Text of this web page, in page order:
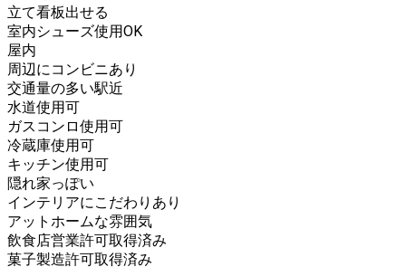
立て看板出せる
室内シューズ使用OK
屋内
周辺にコンビニあり
交通量の多い駅近
水道使用可
ガスコンロ使用可
冷蔵庫使用可
キッチン使用可
隠れ家っぽい
インテリアにこだわりあり
アットホームな雰囲気
飲食店営業許可取得済み
菓子製造許可取得済み